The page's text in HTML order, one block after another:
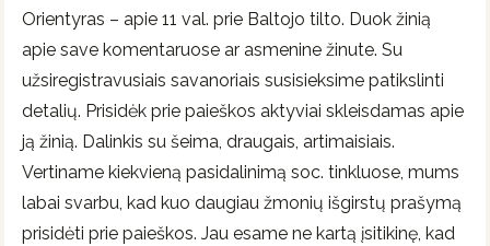
Orientyras – apie 11 val. prie Baltojo tilto. Duok žinią
apie save komentaruose ar asmenine žinute. Su
užsiregistravusiais savanoriais susisieksime patikslinti
detalių. Prisidėk prie paieškos aktyviai skleisdamas apie
ją žinią. Dalinkis su šeima, draugais, artimaisiais.
Vertiname kiekvieną pasidalinimą soc. tinkluose, mums
labai svarbu, kad kuo daugiau žmonių išgirstų prašymą
prisidėti prie paieškos. Jau esame ne kartą įsitikinę, kad